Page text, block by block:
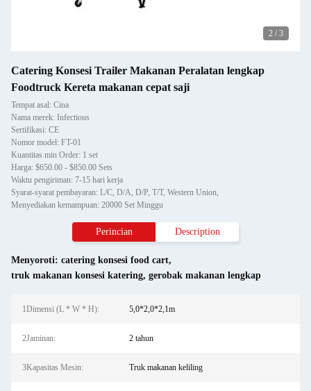
2 / 3
Catering Konsesi Trailer Makanan Peralatan lengkap
Foodtruck Kereta makanan cepat saji
Tempat asal: Cina
Nama merek: Infectious
Sertifikasi: CE
Nomor model: FT-01
Kuantitas min Order: 1 set
Harga: $650.00 - $850.00 Sets
Waktu pengiriman: 7-15 hari kerja
Syarat-syarat pembayaran: L/C, D/A, D/P, T/T, Western Union,
Menyediakan kemampuan: 20000 Set Minggu
Perincian Description
Menyoroti: catering konsesi food cart,
truk makanan konsesi katering, gerobak makanan lengkap
1Dimensi (L * W * H): 5,0*2,0*2,1m
2Jaminan: 2 tahun
3Kapasitas Mesin: Truk makanan keliling